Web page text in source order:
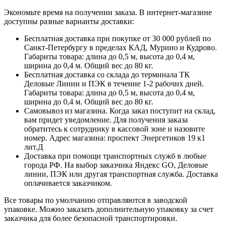
Экономьте время на получении заказа. В интернет-магазине
доступны разные варианты доставки:
Бесплатная доставка при покупке от 30 000 рублей по
Санкт-Петербургу в пределах КАД, Мурино и Кудрово.
Габариты товара: длина до 0,5 м, высота до 0,4 м,
ширина до 0,4 м. Общий вес до 80 кг.
Бесплатная доставка со склада до терминала ТК
Деловые Линии и ПЭК в течение 1-2 рабочих дней.
Габариты товара: длина до 0,5 м, высота до 0,4 м,
ширина до 0,4 м. Общий вес до 80 кг.
Самовывоз из магазина. Когда заказ поступит на склад,
вам придет уведомление. Для получения заказа
обратитесь к сотруднику в кассовой зоне и назовите
номер. Адрес магазина: проспект Энергетиков 19 к1
лит.Д
Доставка при помощи транспортных служб в любые
города РФ. На выбор заказчика Яндекс GO, Деловые
линии, ПЭК или другая транспортная служба. Доставка
оплачивается заказчиком.
Все товары по умолчанию отправляются в заводской
упаковке. Можно заказать дополнительную упаковку за счет
заказчика для более безопасной транспортировки.